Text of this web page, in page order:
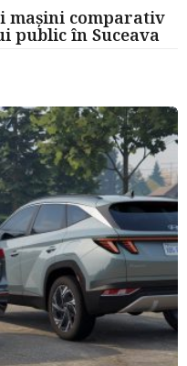
mașini comparativ
public în Suceava